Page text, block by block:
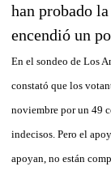
han probado
encendió un
En el sondeo de Los
constató que los
noviembre por un 49
indecisos. Pero el
apoyan, no están